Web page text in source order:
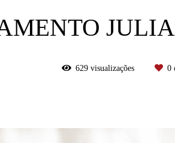
629visualizações 0